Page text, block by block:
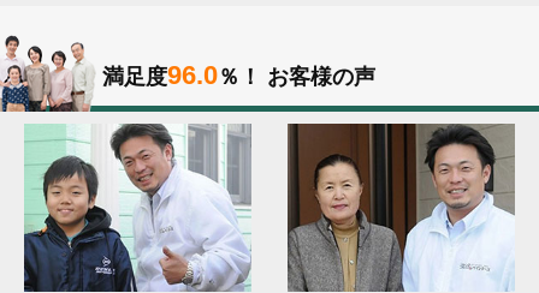
満足度96.0％！ お客様の声